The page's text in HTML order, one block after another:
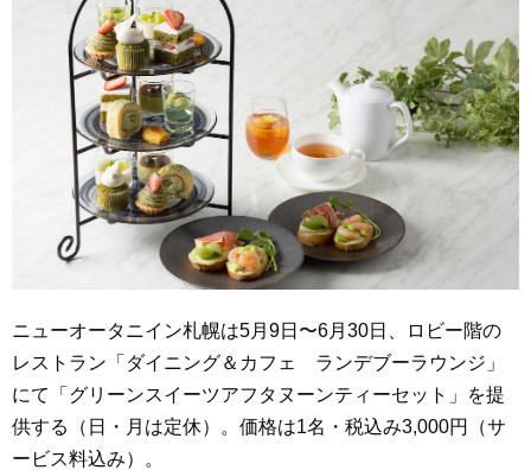
ニューオータニイン札幌は5月9日〜6月30日、ロビー階の
レストラン「ダイニング＆カフェ ランデブーラウンジ」
にて「グリーンスイーツアフタヌーンティーセット」を提
供する（日・月は定休）。価格は1名・税込み3,000円（サ
ービス料込み）。